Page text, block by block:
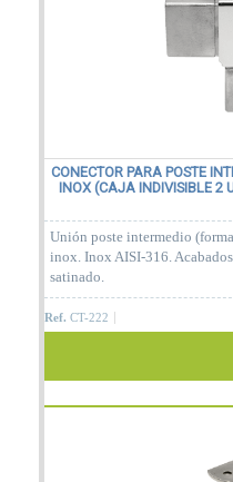
CONECTOR PARA POSTE
INOX (CAJA INDIVISIBLE 2
Unión poste intermedio
inox. Inox AISI-316.
satinado.
Ref. CT-222